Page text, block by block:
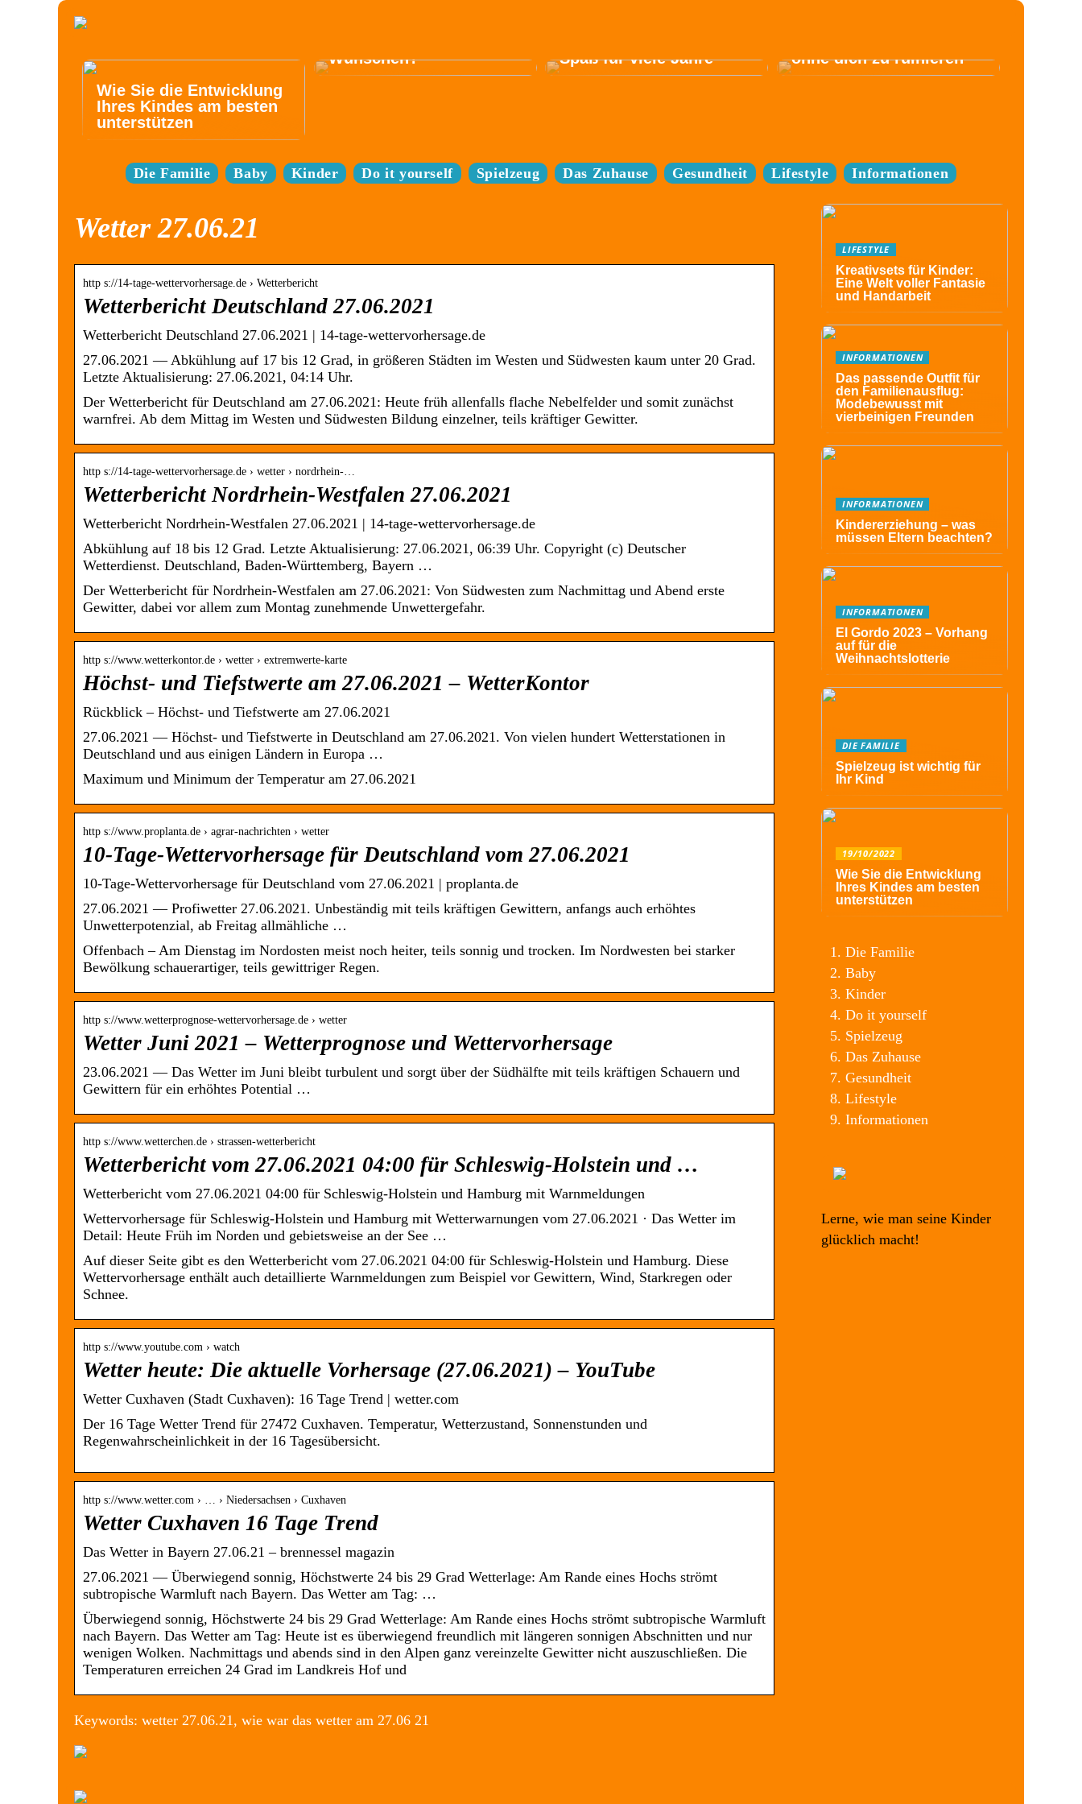
Wie Sie die Entwicklung
Ihres Kindes am besten
unterstützen
Wünschen?
Spaß für viele Jahre
ohne dich zu ruinieren
Die Familie Baby Kinder Do it yourself Spielzeug Das Zuhause Gesundheit Lifestyle Informationen
Wetter 27.06.21
http s://14-tage-wettervorhersage.de › Wetterbericht
Wetterbericht Deutschland 27.06.2021
Wetterbericht Deutschland 27.06.2021 | 14-tage-wettervorhersage.de
27.06.2021 — Abkühlung auf 17 bis 12 Grad, in größeren Städten im Westen und Südwesten kaum unter 20 Grad.
Letzte Aktualisierung: 27.06.2021, 04:14 Uhr.
Der Wetterbericht für Deutschland am 27.06.2021: Heute früh allenfalls flache Nebelfelder und somit zunächst
warnfrei. Ab dem Mittag im Westen und Südwesten Bildung einzelner, teils kräftiger Gewitter.
http s://14-tage-wettervorhersage.de › wetter › nordrhein-…
Wetterbericht Nordrhein-Westfalen 27.06.2021
Wetterbericht Nordrhein-Westfalen 27.06.2021 | 14-tage-wettervorhersage.de
Abkühlung auf 18 bis 12 Grad. Letzte Aktualisierung: 27.06.2021, 06:39 Uhr. Copyright (c) Deutscher
Wetterdienst. Deutschland, Baden-Württemberg, Bayern …
Der Wetterbericht für Nordrhein-Westfalen am 27.06.2021: Von Südwesten zum Nachmittag und Abend erste
Gewitter, dabei vor allem zum Montag zunehmende Unwettergefahr.
http s://www.wetterkontor.de › wetter › extremwerte-karte
Höchst- und Tiefstwerte am 27.06.2021 – WetterKontor
Rückblick – Höchst- und Tiefstwerte am 27.06.2021
27.06.2021 — Höchst- und Tiefstwerte in Deutschland am 27.06.2021. Von vielen hundert Wetterstationen in
Deutschland und aus einigen Ländern in Europa …
Maximum und Minimum der Temperatur am 27.06.2021
http s://www.proplanta.de › agrar-nachrichten › wetter
10-Tage-Wettervorhersage für Deutschland vom 27.06.2021
10-Tage-Wettervorhersage für Deutschland vom 27.06.2021 | proplanta.de
27.06.2021 — Profiwetter 27.06.2021. Unbeständig mit teils kräftigen Gewittern, anfangs auch erhöhtes
Unwetterpotenzial, ab Freitag allmähliche …
Offenbach – Am Dienstag im Nordosten meist noch heiter, teils sonnig und trocken. Im Nordwesten bei starker
Bewölkung schauerartiger, teils gewittriger Regen.
http s://www.wetterprognose-wettervorhersage.de › wetter
Wetter Juni 2021 – Wetterprognose und Wettervorhersage
23.06.2021 — Das Wetter im Juni bleibt turbulent und sorgt über der Südhälfte mit teils kräftigen Schauern und
Gewittern für ein erhöhtes Potential …
http s://www.wetterchen.de › strassen-wetterbericht
Wetterbericht vom 27.06.2021 04:00 für Schleswig-Holstein und …
Wetterbericht vom 27.06.2021 04:00 für Schleswig-Holstein und Hamburg mit Warnmeldungen
Wettervorhersage für Schleswig-Holstein und Hamburg mit Wetterwarnungen vom 27.06.2021 · Das Wetter im
Detail: Heute Früh im Norden und gebietsweise an der See …
Auf dieser Seite gibt es den Wetterbericht vom 27.06.2021 04:00 für Schleswig-Holstein und Hamburg. Diese
Wettervorhersage enthält auch detaillierte Warnmeldungen zum Beispiel vor Gewittern, Wind, Starkregen oder
Schnee.
http s://www.youtube.com › watch
Wetter heute: Die aktuelle Vorhersage (27.06.2021) – YouTube
Wetter Cuxhaven (Stadt Cuxhaven): 16 Tage Trend | wetter.com
Der 16 Tage Wetter Trend für 27472 Cuxhaven. Temperatur, Wetterzustand, Sonnenstunden und
Regenwahrscheinlichkeit in der 16 Tagesübersicht.
http s://www.wetter.com › … › Niedersachsen › Cuxhaven
Wetter Cuxhaven 16 Tage Trend
Das Wetter in Bayern 27.06.21 – brennessel magazin
27.06.2021 — Überwiegend sonnig, Höchstwerte 24 bis 29 Grad Wetterlage: Am Rande eines Hochs strömt
subtropische Warmluft nach Bayern. Das Wetter am Tag: …
Überwiegend sonnig, Höchstwerte 24 bis 29 Grad Wetterlage: Am Rande eines Hochs strömt subtropische Warmluft
nach Bayern. Das Wetter am Tag: Heute ist es überwiegend freundlich mit längeren sonnigen Abschnitten und nur
wenigen Wolken. Nachmittags und abends sind in den Alpen ganz vereinzelte Gewitter nicht auszuschließen. Die
Temperaturen erreichen 24 Grad im Landkreis Hof und
Keywords: wetter 27.06.21, wie war das wetter am 27.06 21
LIFESTYLE
Kreativsets für Kinder:
Eine Welt voller Fantasie
und Handarbeit
INFORMATIONEN
Das passende Outfit für
den Familienausflug:
Modebewusst mit
vierbeinigen Freunden
INFORMATIONEN
Kindererziehung – was
müssen Eltern beachten?
INFORMATIONEN
El Gordo 2023 – Vorhang
auf für die
Weihnachtslotterie
DIE FAMILIE
Spielzeug ist wichtig für
Ihr Kind
19/10/2022
Wie Sie die Entwicklung
Ihres Kindes am besten
unterstützen
Die Familie
Baby
Kinder
Do it yourself
Spielzeug
Das Zuhause
Gesundheit
Lifestyle
Informationen
Lerne, wie man seine Kinder
glücklich macht!